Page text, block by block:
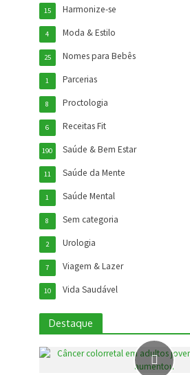
Harmonize-se
15
Moda & Estilo
4
Nomes para Bebês
25
Parcerias
1
Proctologia
8
Receitas Fit
6
Saúde & Bem Estar
190
Saúde da Mente
11
Saúde Mental
1
Sem categoria
8
Urologia
2
Viagem & Lazer
7
Vida Saudável
10
Destaque